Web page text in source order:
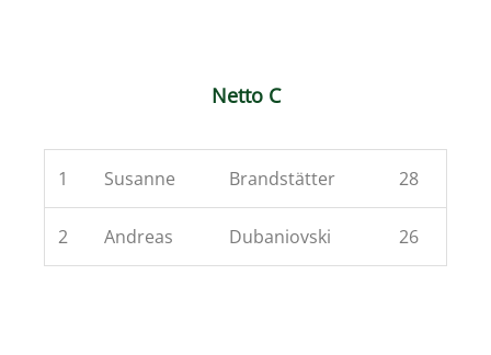
Netto C
1 Susanne Brandstätter 28
2 Andreas Dubaniovski 26